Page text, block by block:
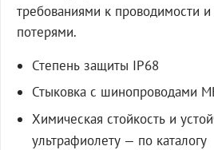
требованиями к проводимости
потерями.
Степень защиты IP68
Стыковка с шинопроводами
Химическая стойкость и
ультрафиолету — по каталогу